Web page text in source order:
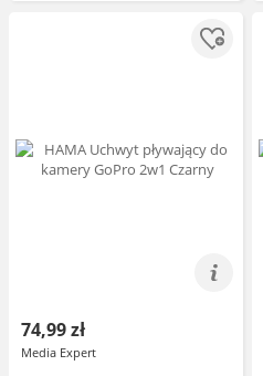
czarny
74,99 zł
Media Expert